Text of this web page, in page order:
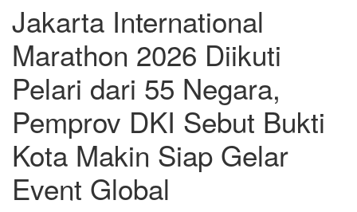
Jakarta International
Marathon 2026 Diikuti
Pelari dari 55 Negara,
Pemprov DKI Sebut Bukti
Kota Makin Siap Gelar
Event Global